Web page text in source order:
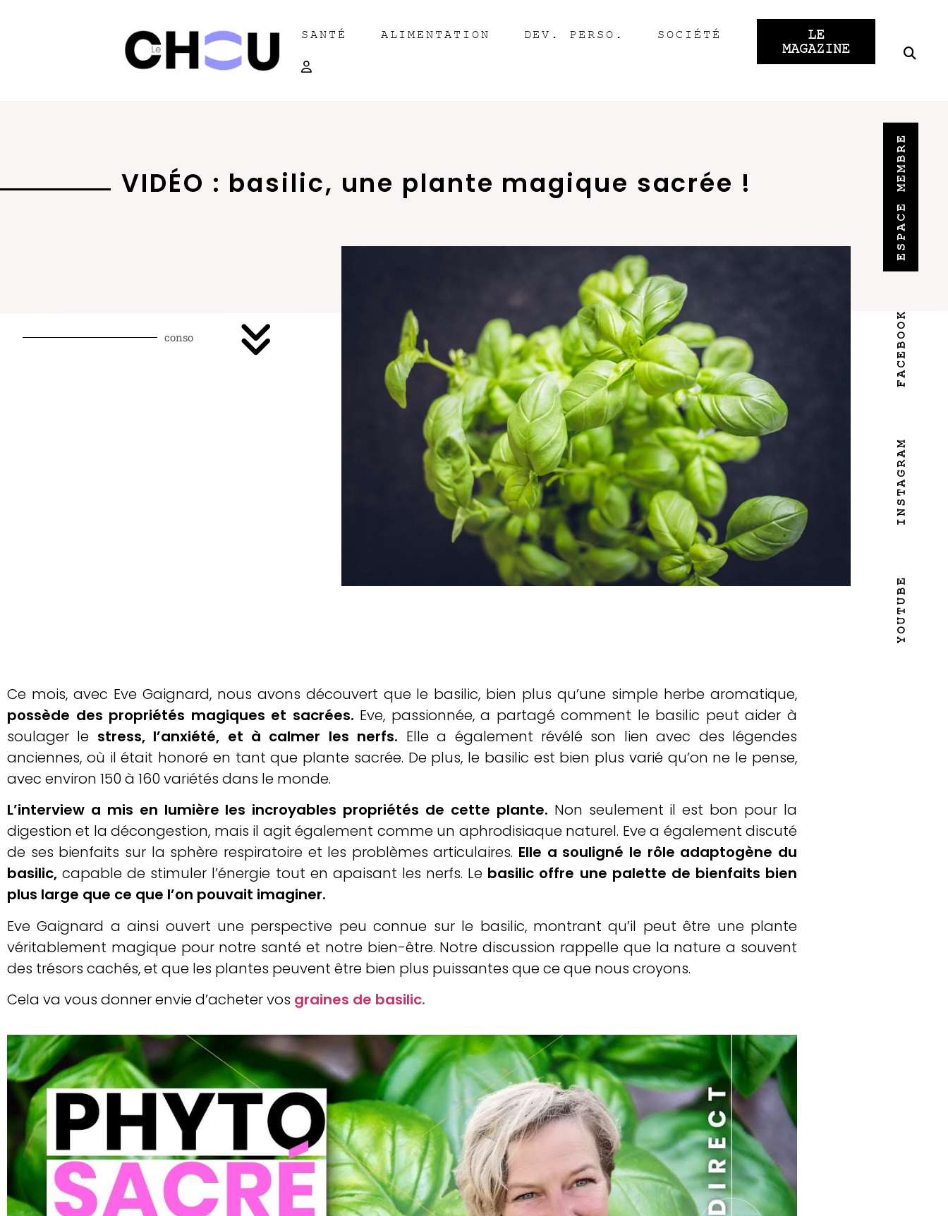
SANTÉ ALIMENTATION DEV. PERSO. SOCIÉTÉ
LE
MAGAZINE
VIDÉO : basilic, une plante magique sacrée !
conso
ESPACE MEMBRE
FACEBOOK
INSTAGRAM
YOUTUBE
Ce mois, avec Eve Gaignard, nous avons découvert que le basilic, bien plus qu’une simple herbe aromatique,
possède des propriétés magiques et sacrées. Eve, passionnée, a partagé comment le basilic peut aider à
soulager le stress, l’anxiété, et à calmer les nerfs. Elle a également révélé son lien avec des légendes
anciennes, où il était honoré en tant que plante sacrée. De plus, le basilic est bien plus varié qu’on ne le pense,
avec environ 150 à 160 variétés dans le monde.
L’interview a mis en lumière les incroyables propriétés de cette plante. Non seulement il est bon pour la
digestion et la décongestion, mais il agit également comme un aphrodisiaque naturel. Eve a également discuté
de ses bienfaits sur la sphère respiratoire et les problèmes articulaires. Elle a souligné le rôle adaptogène du
basilic, capable de stimuler l’énergie tout en apaisant les nerfs. Le basilic offre une palette de bienfaits bien
plus large que ce que l’on pouvait imaginer.
Eve Gaignard a ainsi ouvert une perspective peu connue sur le basilic, montrant qu’il peut être une plante
véritablement magique pour notre santé et notre bien-être. Notre discussion rappelle que la nature a souvent
des trésors cachés, et que les plantes peuvent être bien plus puissantes que ce que nous croyons.
Cela va vous donner envie d’acheter vos graines de basilic.